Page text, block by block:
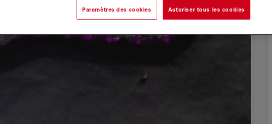
Paramètres des cookies Autoriser tous les cookies